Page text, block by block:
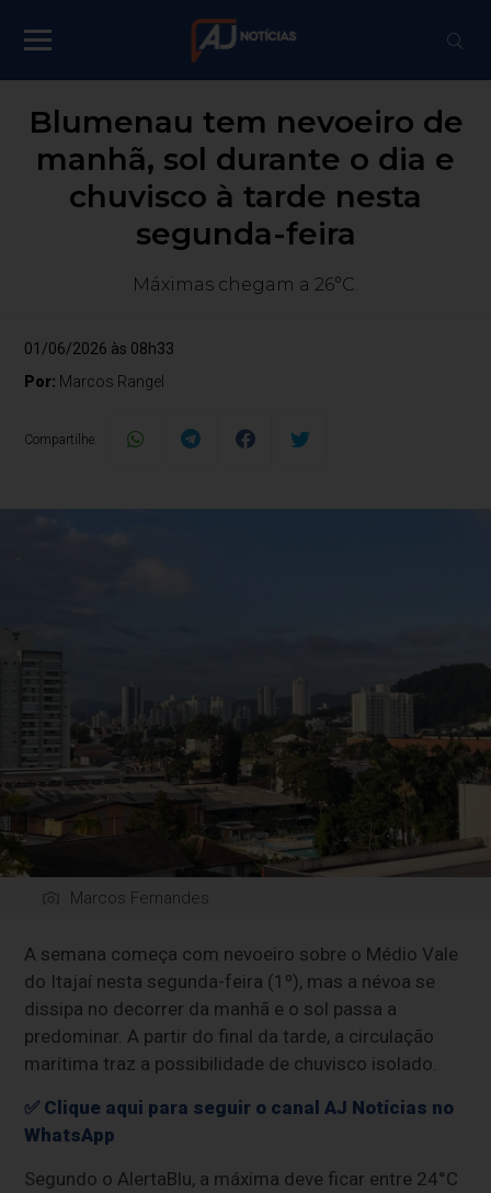
Blumenau tem nevoeiro de
manhã, sol durante o dia e
chuvisco à tarde nesta
segunda-feira
Máximas chegam a 26°C.
01/06/2026 às 08h33
Por: Marcos Rangel
Compartilhe:
Marcos Fernandes
A semana começa com nevoeiro sobre o Médio Vale
do Itajaí nesta segunda-feira (1º), mas a névoa se
dissipa no decorrer da manhã e o sol passa a
predominar. A partir do final da tarde, a circulação
marítima traz a possibilidade de chuvisco isolado.
✅ Clique aqui para seguir o canal AJ Notícias no
WhatsApp
Segundo o AlertaBlu, a máxima deve ficar entre 24°C